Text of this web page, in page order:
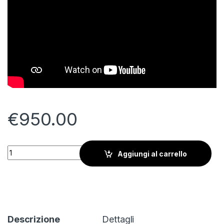
€950.00
Sea Monkey quantity
Aggiungi al carrello
Descrizione Dettagli